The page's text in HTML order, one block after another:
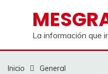
contenidoLa información que
Inicio
General